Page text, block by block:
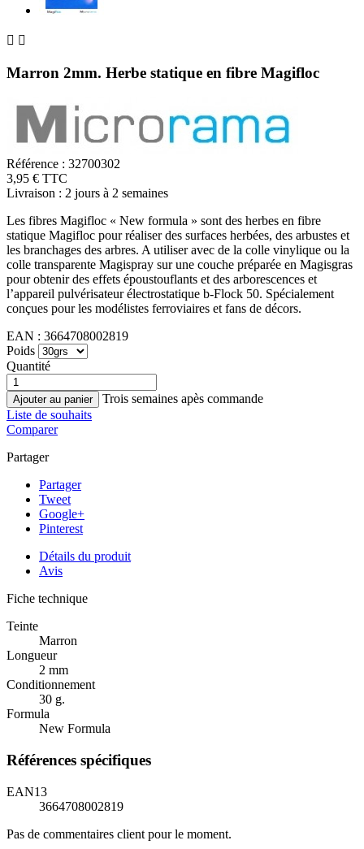
 
Marron 2mm. Herbe statique en fibre Magifloc
Référence : 32700302
3,95 € TTC
Livraison : 2 jours à 2 semaines
Les fibres Magifloc « New formula » sont des herbes en fibre
statique Magifloc pour réaliser des surfaces herbées, des arbustes et
les branchages des arbres. A utiliser avec de la colle vinylique ou la
colle transparente Magispray sur une couche préparée en Magisgras
pour obtenir des effets époustouflants et des arborescences et
l’appareil pulvérisateur électrostatique b-Flock 50. Spécialement
conçues pour les modélistes ferroviaires et fans de décors.
EAN : 3664708002819
Poids
Quantité
Ajouter au panier
Trois semaines apès commande
Liste de souhaits
Comparer
Partager
Partager
Tweet
Google+
Pinterest
Détails du produit
Avis
Fiche technique
Teinte
Marron
Longueur
2 mm
Conditionnement
30 g.
Formula
New Formula
Références spécifiques
EAN13
3664708002819
Pas de commentaires client pour le moment.